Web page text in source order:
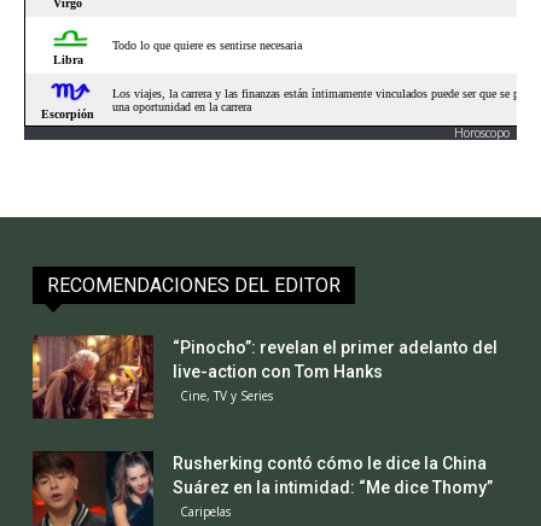
Horoscopo
RECOMENDACIONES DEL EDITOR
“Pinocho”: revelan el primer adelanto del
live-action con Tom Hanks
Cine, TV y Series
Rusherking contó cómo le dice la China
Suárez en la intimidad: “Me dice Thomy”
Caripelas